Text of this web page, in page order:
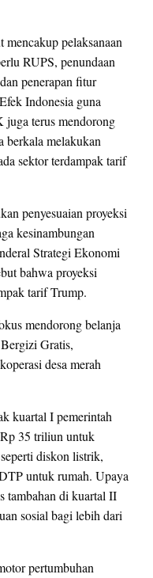
pelaksanaan
RUPS, penundaan
penerapan fitur
Indonesia guna
juga terus mendorong
berkala melakukan
sektor terdampak tarif
penyesuaian proyeksi
kesinambungan
Strategi Ekonomi
bahwa proyeksi
tarif Trump.
mendorong belanja
Gratis,
desa merah
kuartal I pemerintah
35 triliun untuk
diskon listrik,
untuk rumah. Upaya
tambahan di kuartal II
sosial bagi lebih dari
pertumbuhan